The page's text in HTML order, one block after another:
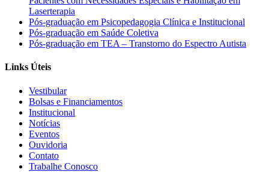
Laserterapia
Pós-graduação em Psicopedagogia Clínica e Institucional
Pós-graduação em Saúde Coletiva
Pós-graduação em TEA – Transtorno do Espectro Autista
Links Úteis
Vestibular
Bolsas e Financiamentos
Institucional
Notícias
Eventos
Ouvidoria
Contato
Trabalhe Conosco